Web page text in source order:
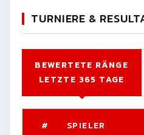
TURNIERE &
BEWERTETE RÄNGE
LETZTE 365 TAGE
# SPIELER